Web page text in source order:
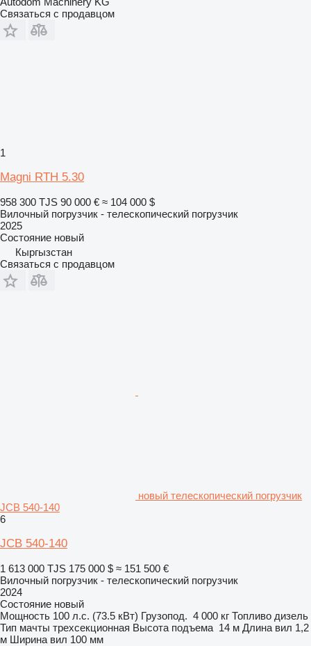
Связаться с продавцом
1
Magni RTH 5.30
958 300 TJS 90 000 € ≈ 104 000 $
Вилочный погрузчик - телескопический погрузчик
2025
Состояние новый
Кыргызстан
Связаться с продавцом
новый телескопический погрузчик
JCB 540-140
6
JCB 540-140
1 613 000 TJS 175 000 $ ≈ 151 500 €
Вилочный погрузчик - телескопический погрузчик
2024
Состояние новый
Мощность 100 л.с. (73.5 кВт) Грузопод. 4 000 кг Топливо дизель
Тип мачты трехсекционная Высота подъема 14 м Длина вил 1,2
м Ширина вил 100 мм